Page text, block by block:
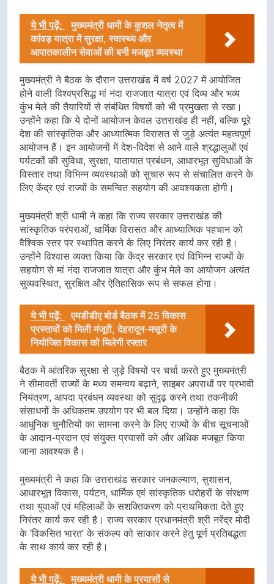
ये भी पढ़ें:
मुख्यमंत्री धामी के कुशल नेतृत्व में
कांवड़ यात्रा में सुरक्षा, स्वास्थ्य और
आपातकालीन सेवाओं की बनी मजबूत व्यवस्था
मुख्यमंत्री ने बैठक के दौरान उत्तराखंड में वर्ष 2027 में आयोजित
होने वाली विश्वप्रसिद्ध मां नंदा राजजात यात्रा एवं दिव्य और भव्य
कुंभ मेले की तैयारियों से संबंधित विषयों को भी प्रमुखता से रखा।
उन्होंने कहा कि ये दोनों आयोजन केवल उत्तराखंड ही नहीं, बल्कि पूरे
देश की सांस्कृतिक और आध्यात्मिक विरासत से जुड़े अत्यंत महत्वपूर्ण
आयोजन हैं। इन आयोजनों में देश-विदेश से आने वाले श्रद्धालुओं एवं
पर्यटकों की सुविधा, सुरक्षा, यातायात प्रबंधन, आधारभूत सुविधाओं के
विस्तार तथा विभिन्न व्यवस्थाओं को सुचारु रूप से संचालित करने के
लिए केंद्र एवं राज्यों के समन्वित सहयोग की आवश्यकता होगी।
मुख्यमंत्री श्री धामी ने कहा कि राज्य सरकार उत्तराखंड की
सांस्कृतिक परंपराओं, धार्मिक विरासत और आध्यात्मिक पहचान को
वैश्विक स्तर पर स्थापित करने के लिए निरंतर कार्य कर रही है।
उन्होंने विश्वास व्यक्त किया कि केंद्र सरकार एवं विभिन्न राज्यों के
सहयोग से मां नंदा राजजात यात्रा और कुंभ मेले का आयोजन अत्यंत
सुव्यवस्थित, सुरक्षित और ऐतिहासिक रूप से सफल होगा।
ये भी पढ़ें:
एमडीडीए बोर्ड बैठक में 25 विकास
प्रस्तावों को मिली मंजूरी, देहरादून-मसूरी के
नियोजित विकास को मिलेगी रफ्तार
बैठक में आंतरिक सुरक्षा से जुड़े विषयों पर चर्चा करते हुए मुख्यमंत्री
ने सीमावर्ती राज्यों के मध्य समन्वय बढ़ाने, साइबर अपराधों पर प्रभावी
नियंत्रण, आपदा प्रबंधन व्यवस्था को सुदृढ़ करने तथा तकनीकी
संसाधनों के अधिकतम उपयोग पर भी बल दिया। उन्होंने कहा कि
आधुनिक चुनौतियों का सामना करने के लिए राज्यों के बीच सूचनाओं
के आदान-प्रदान एवं संयुक्त प्रयासों को और अधिक मजबूत किया
जाना आवश्यक है।
मुख्यमंत्री ने कहा कि उत्तराखंड सरकार जनकल्याण, सुशासन,
आधारभूत विकास, पर्यटन, धार्मिक एवं सांस्कृतिक धरोहरों के संरक्षण
तथा युवाओं एवं महिलाओं के सशक्तिकरण को प्राथमिकता देते हुए
निरंतर कार्य कर रही है। राज्य सरकार प्रधानमंत्री श्री नरेंद्र मोदी
के ‘विकसित भारत’ के संकल्प को साकार करने हेतु पूर्ण प्रतिबद्धता
के साथ कार्य कर रही है।
ये भी पढ़ें: मुख्यमंत्री धामी के प्रयासों से